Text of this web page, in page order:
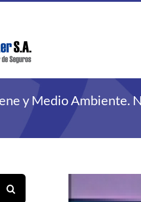
y Medio Ambiente.